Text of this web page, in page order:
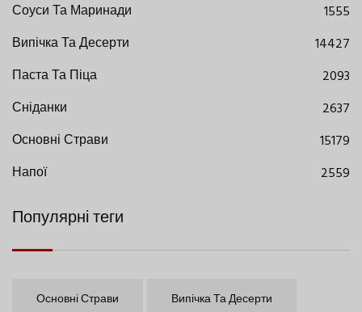
Соуси Та Маринади
1555
Випічка Та Десерти
14427
Паста Та Піца
2093
Сніданки
2637
Основні Страви
15179
Напої
2559
Популярні теги
Основні Страви Випічка Та Десерти